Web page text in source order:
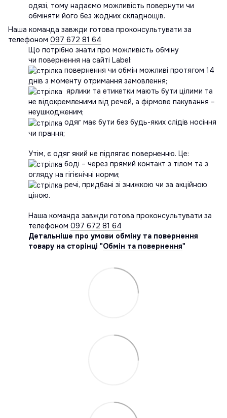
одязі, тому надаємо можливість повернути чи
обміняти його без жодних складнощів.
Наша команда завжди готова проконсультувати за
телефоном 097 672 81 64
Що потрібно знати про можливість обміну
чи повернення на сайті Label:
повернення чи обмін можливі протягом 14
днів з моменту отримання замовлення;
ярлики та етикетки мають бути цілими та
не відокремленими від речей, а фірмове пакування –
неушкодженим;
одяг має бути без будь-яких слідів носіння
чи прання;
Утім, є одяг який не підлягає поверненню. Це:
боді – через прямий контакт з тілом та з
огляду на гігієнічні норми;
речі, придбані зі знижкою чи за акційною
ціною.
Наша команда завжди готова проконсультувати за
телефоном 097 672 81 64
Детальніше про умови обміну та повернення
товару на сторінці "Обмін та повернення"